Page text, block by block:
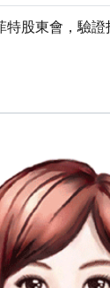
特股東會，驗證